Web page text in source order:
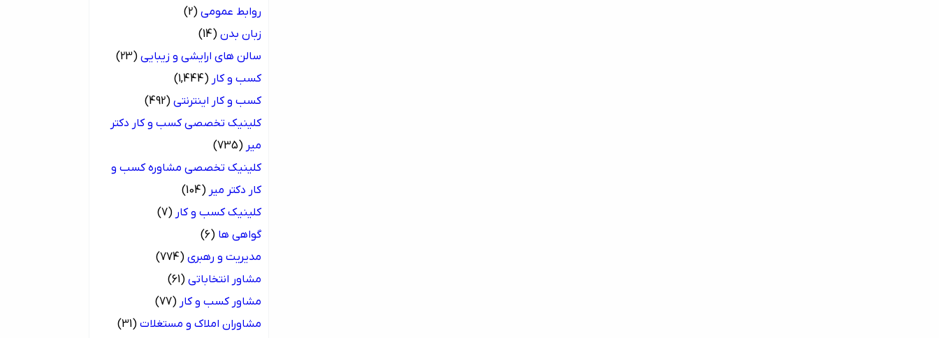
روابط عمومی (2)
زبان بدن (14)
سالن های ارایشی و زیبایی (23)
کسب و کار (1,444)
کسب و کار اینترنتی (492)
کلینیک تخصصی کسب و کار دکتر
میر (735)
کلینیک تخصصی مشاوره کسب و
کار دکتر میر (104)
کلینیک کسب و کار (7)
گواهی ها (6)
مدیریت و رهبری (774)
مشاور انتخاباتی (61)
مشاور کسب و کار (77)
مشاوران املاک و مستغلات (31)